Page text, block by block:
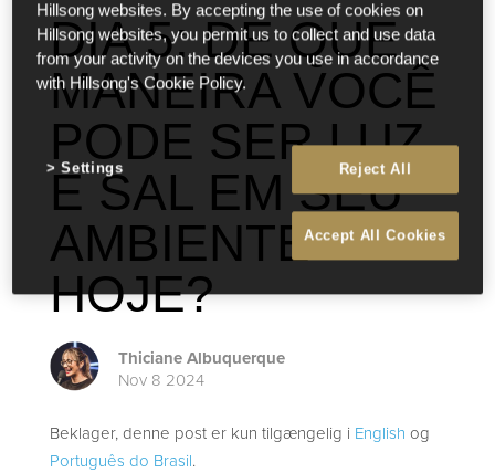
DIA 5: DE QUE
MANEIRA VOCÊ
PODE SER LUZ
E SAL EM SEU
AMBIENTE
HOJE?
Thiciane Albuquerque
Nov 8 2024
Beklager, denne post er kun tilgængelig i English og
Português do Brasil.
Hillsong websites. By accepting the use of cookies on
Hillsong websites, you permit us to collect and use data
from your activity on the devices you use in accordance
with Hillsong's Cookie Policy.
Reject All
Accept All Cookies
Settings